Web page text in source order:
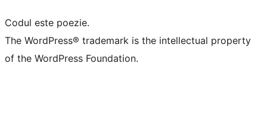
Codul este poezie.
The WordPress® trademark is the intellectual property
of the WordPress Foundation.